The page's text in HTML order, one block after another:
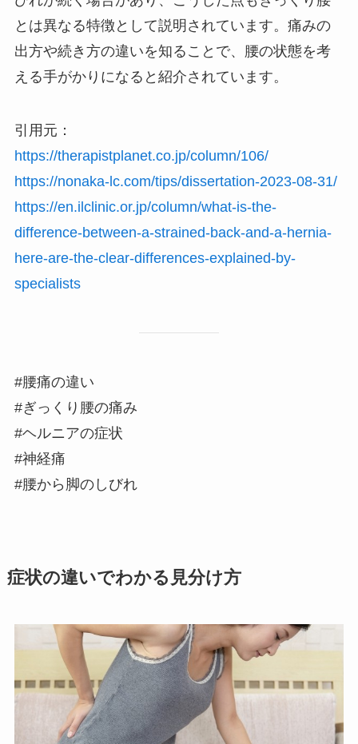
とは異なる特徴として説明されています。痛みの
出方や続き方の違いを知ることで、腰の状態を考
える手がかりになると紹介されています。
引用元：
https://therapistplanet.co.jp/column/106/
https://nonaka-lc.com/tips/dissertation-2023-08-31/
https://en.ilclinic.or.jp/column/what-is-the-
difference-between-a-strained-back-and-a-hernia-
here-are-the-clear-differences-explained-by-
specialists
#腰痛の違い
#ぎっくり腰の痛み
#ヘルニアの症状
#神経痛
#腰から脚のしびれ
症状の違いでわかる見分け方